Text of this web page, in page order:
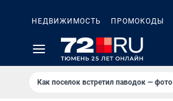
НЕДВИЖИМОСТЬ ПРОМОКОДЫ
Как поселок встретил паводок — фото